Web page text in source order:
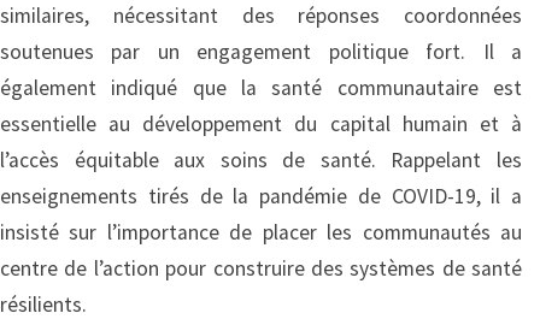
similaires, nécessitant des réponses coordonnées
soutenues par un engagement politique fort. Il a
également indiqué que la santé communautaire est
essentielle au développement du capital humain et à
l’accès équitable aux soins de santé. Rappelant les
enseignements tirés de la pandémie de COVID-19, il a
insisté sur l’importance de placer les communautés au
centre de l’action pour construire des systèmes de santé
résilients.